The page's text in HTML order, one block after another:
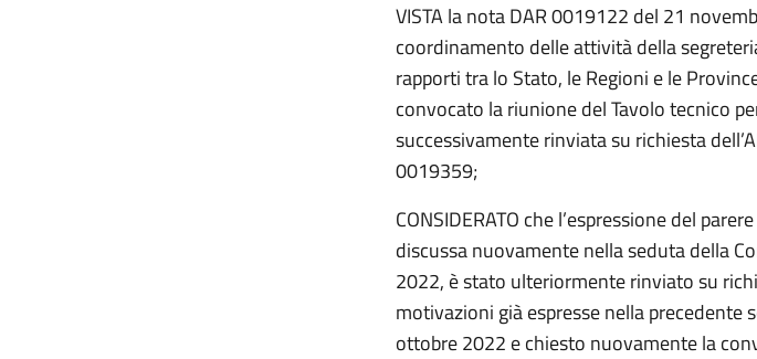
VISTA la nota DAR 0019122 del 21
coordinamento delle attività della
rapporti tra lo Stato, le Regioni e le
convocato la riunione del Tavolo tecnico
successivamente rinviata su richiesta
0019359;
CONSIDERATO che l’espressione del
discussa nuovamente nella seduta della
2022, è stato ulteriormente rinviato su
motivazioni già espresse nella precedente
ottobre 2022 e chiesto nuovamente la